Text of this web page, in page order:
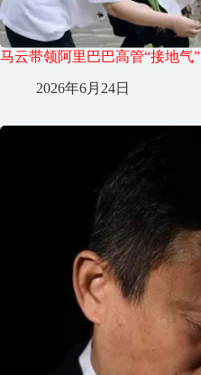
马云带领阿里巴巴高管“接地气”
2026年6月24日